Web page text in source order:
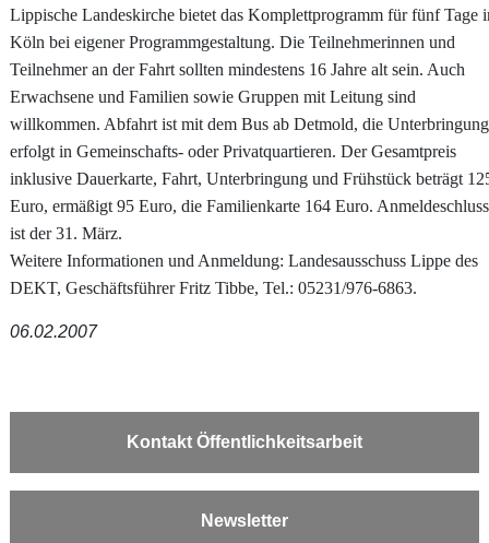
Lippische Landeskirche bietet das Komplettprogramm für fünf Tage
Köln bei eigener Programmgestaltung. Die Teilnehmerinnen und
Teilnehmer an der Fahrt sollten mindestens 16 Jahre alt sein. Auch
Erwachsene und Familien sowie Gruppen mit Leitung sind
willkommen. Abfahrt ist mit dem Bus ab Detmold, die Unterbringung
erfolgt in Gemeinschafts- oder Privatquartieren. Der Gesamtpreis
inklusive Dauerkarte, Fahrt, Unterbringung und Frühstück beträgt
Euro, ermäßigt 95 Euro, die Familienkarte 164 Euro. Anmeldeschluss
ist der 31. März.
Weitere Informationen und Anmeldung: Landesausschuss Lippe des
DEKT, Geschäftsführer Fritz Tibbe, Tel.: 05231/976-6863.
06.02.2007
Kontakt Öffentlichkeitsarbeit
Newsletter